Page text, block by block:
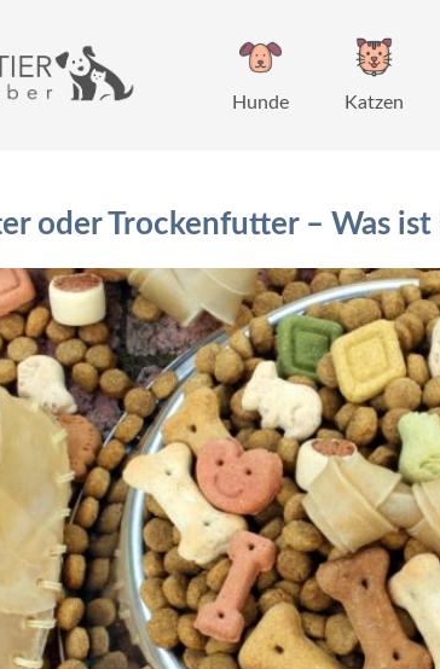
Hunde Katzen
oder Trockenfutter – Was